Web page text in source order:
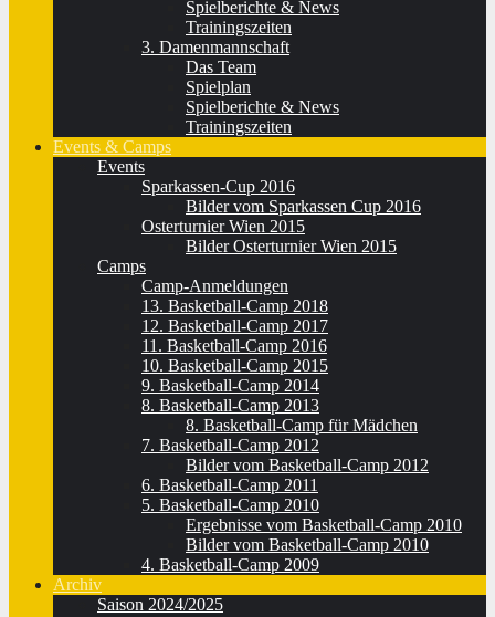
Spielberichte & News
Trainingszeiten
3. Damenmannschaft
Das Team
Spielplan
Spielberichte & News
Trainingszeiten
Events & Camps
Events
Sparkassen-Cup 2016
Bilder vom Sparkassen Cup 2016
Osterturnier Wien 2015
Bilder Osterturnier Wien 2015
Camps
Camp-Anmeldungen
13. Basketball-Camp 2018
12. Basketball-Camp 2017
11. Basketball-Camp 2016
10. Basketball-Camp 2015
9. Basketball-Camp 2014
8. Basketball-Camp 2013
8. Basketball-Camp für Mädchen
7. Basketball-Camp 2012
Bilder vom Basketball-Camp 2012
6. Basketball-Camp 2011
5. Basketball-Camp 2010
Ergebnisse vom Basketball-Camp 2010
Bilder vom Basketball-Camp 2010
4. Basketball-Camp 2009
Archiv
Saison 2024/2025